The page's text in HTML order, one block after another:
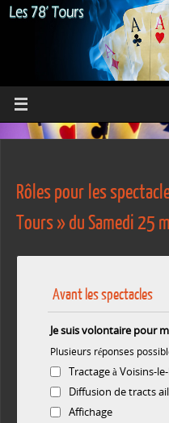
Rôles pour les
Tours » du Samedi 25
Avant les spectacles
Je suis volontaire pour
Plusieurs réponses
Tractage à Voisins-
Diffusion de tracts
Affichage